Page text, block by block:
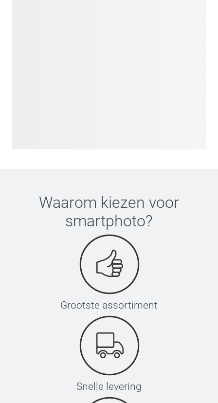
Waarom kiezen voor
smartphoto?
Grootste assortiment
Snelle levering